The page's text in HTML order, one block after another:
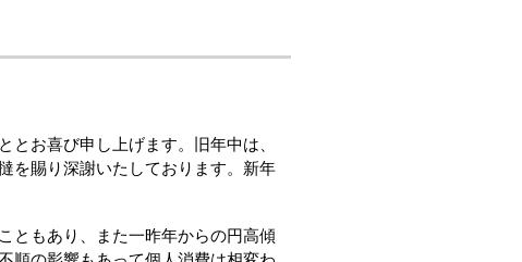
お喜び申し上げます。旧年中は、
を賜り深謝いたしております。新年
ともあり、また一昨年からの円高傾